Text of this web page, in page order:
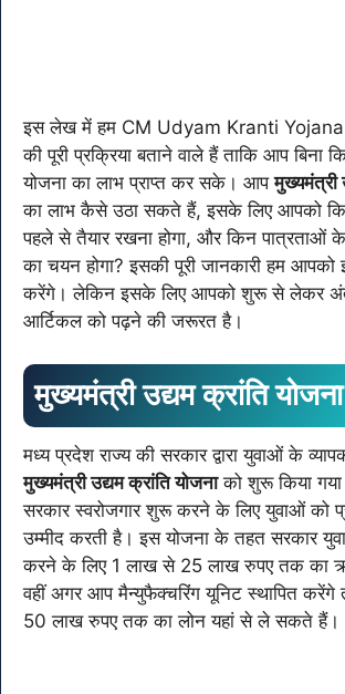
इस लेख में हम CM Udyam Kranti
की पूरी प्रक्रिया बताने वाले हैं ताकि आप बिना
योजना का लाभ प्राप्त कर सके। आपमुख्यमंत्री
का लाभ कैसे उठा सकते हैं, इसके लिए आपको
पहले से तैयार रखना होगा, और किन पात्रताओं के
का चयन होगा? इसकी पूरी जानकारी हम
करेंगे। लेकिन इसके लिए आपको शुरू से लेकर
आर्टिकल को पढ़ने की जरूरत है।
मुख्यमंत्री उद्यम क्रांति
मध्य प्रदेश राज्य की सरकार द्वारा युवाओं के
मुख्यमंत्री उद्यम क्रांति योजनाको शुरू किया
सरकार स्वरोजगार शुरू करने के लिए युवाओं को
उम्मीद करती है। इस योजना के तहत सरकार
करने के लिए 1 लाख से 25 लाख रुपए तक का
वहीं अगर आप मैन्युफैक्चरिंग यूनिट स्थापित
50 लाख रुपए तक का लोन यहां से ले सकते हैं।